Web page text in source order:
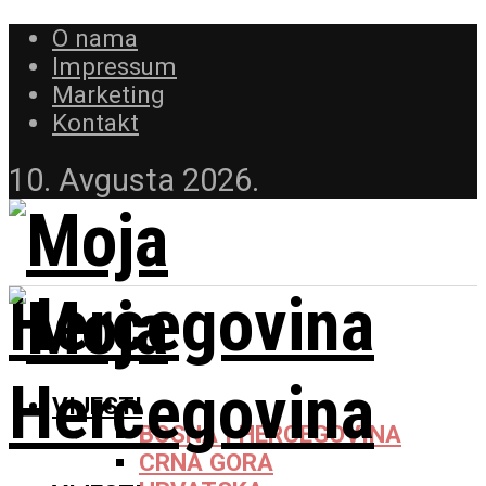
O nama
Impressum
Marketing
Kontakt
10. Avgusta 2026.
VIJESTI
BOSNA I HERCEGOVINA
CRNA GORA